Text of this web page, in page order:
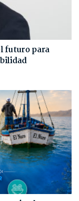
futuro para